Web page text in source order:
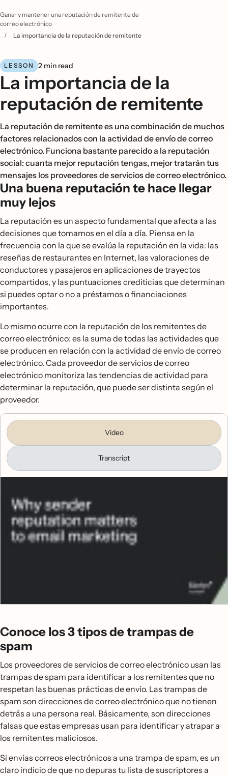
Ganar y mantener una reputación de remitente de
correo electrónico
/
La importancia de la reputación de remitente
LESSON 2 min read
La importancia de la
reputación de remitente
La reputación de remitente es una combinación de muchos
factores relacionados con la actividad de envío de correo
electrónico. Funciona bastante parecido a la reputación
social: cuanta mejor reputación tengas, mejor tratarán tus
mensajes los proveedores de servicios de correo electrónico.
Una buena reputación te hace llegar
muy lejos
La reputación es un aspecto fundamental que afecta a las
decisiones que tomamos en el día a día. Piensa en la
frecuencia con la que se evalúa la reputación en la vida: las
reseñas de restaurantes en Internet, las valoraciones de
conductores y pasajeros en aplicaciones de trayectos
compartidos, y las puntuaciones crediticias que determinan
si puedes optar o no a préstamos o financiaciones
importantes.
Lo mismo ocurre con la reputación de los remitentes de
correo electrónico: es la suma de todas las actividades que
se producen en relación con la actividad de envío de correo
electrónico. Cada proveedor de servicios de correo
electrónico monitoriza las tendencias de actividad para
determinar la reputación, que puede ser distinta según el
proveedor.
Video
Transcript
Conoce los 3 tipos de trampas de
spam
Los proveedores de servicios de correo electrónico usan las
trampas de spam para identificar a los remitentes que no
respetan las buenas prácticas de envío. Las trampas de
spam son direcciones de correo electrónico que no tienen
detrás a una persona real. Básicamente, son direcciones
falsas que estas empresas usan para identificar y atrapar a
los remitentes maliciosos.
Si envías correos electrónicos a una trampa de spam, es un
claro indicio de que no depuras tu lista de suscriptores a